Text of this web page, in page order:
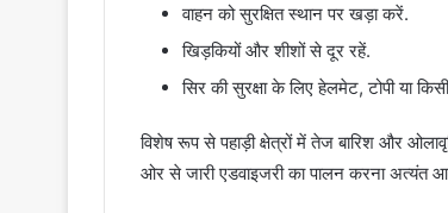
वाहन को सुरक्षित स्थान पर खड़ा करें.
खिड़कियों और शीशों से दूर रहें.
सिर की सुरक्षा के लिए हेलमेट, टोपी या
विशेष रूप से पहाड़ी क्षेत्रों में तेज बारिश और
ओर से जारी एडवाइजरी का पालन करना अत्यंत